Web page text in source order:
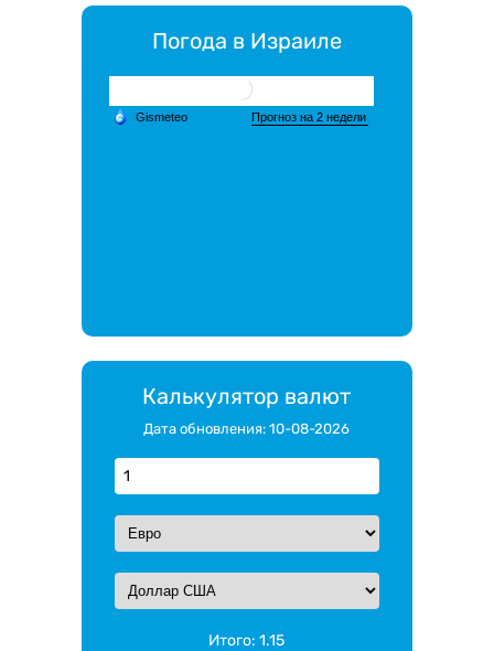
Погода в Израиле
Калькулятор валют
Дата обновления: 10-08-2026
Итого:1.15